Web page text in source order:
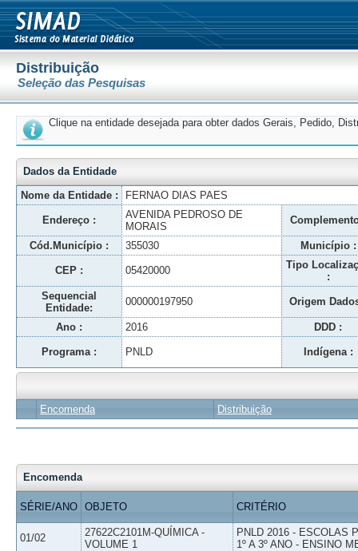
Distribuição
Seleção das Pesquisas
Clique na entidade desejada para obter dados Gerais, Pedido,
Dados da Entidade
Nome da Entidade :
FERNAO DIAS PAES
Endereço :
AVENIDA PEDROSO DE
MORAIS
Cód.Município : 355030 Município :
CEP : 05420000
Tipo
:
Sequencial
Entidade:
000000197950 Origem
Ano : 2016 DDD :
Programa : PNLD Indígena :
Encomenda Distribuição
Encomenda
SÉRIE/ANO OBJETO CRITÉRIO
01/02
27622C2101M-QUÍMICA -
VOLUME 1
PNLD 2016 - ESCOLAS
1º A 3º ANO - ENSINO